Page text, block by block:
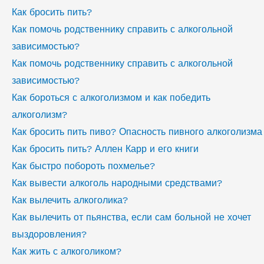
Как бросить пить?
Как помочь родственнику справить с алкогольной
зависимостью?
Как помочь родственнику справить с алкогольной
зависимостью?
Как бороться с алкоголизмом и как победить
алкоголизм?
Как бросить пить пиво? Опасность пивного алкоголизма
Как бросить пить? Аллен Карр и его книги
Как быстро побороть похмелье?
Как вывести алкоголь народными средствами?
Как вылечить алкоголика?
Как вылечить от пьянства, если сам больной не хочет
выздоровления?
Как жить с алкоголиком?